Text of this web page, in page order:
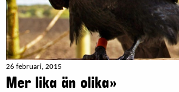
26 februari, 2015
Mer lika än olika»